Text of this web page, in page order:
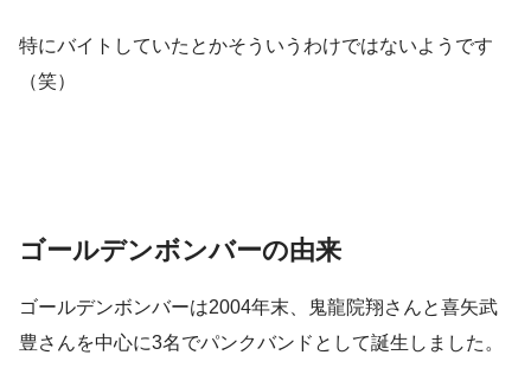
特にバイトしていたとかそういうわけではないようです
（笑）
ゴールデンボンバーの由来
ゴールデンボンバーは2004年末、鬼龍院翔さんと喜矢武
豊さんを中心に3名でパンクバンドとして誕生しました。